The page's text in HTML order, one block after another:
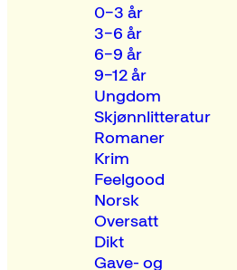
0–3 år
3–6 år
6–9 år
9–12 år
Ungdom
Skjønnlitteratur
Romaner
Krim
Feelgood
Norsk
Oversatt
Dikt
Gave- og